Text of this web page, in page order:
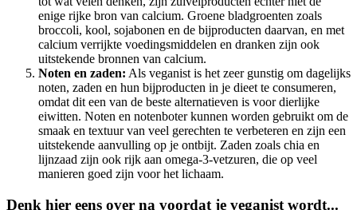
enige rijke bron van calcium. Groene bladgroenten zoals
broccoli, kool, sojabonen en de bijproducten daarvan, en met
calcium verrijkte voedingsmiddelen en dranken zijn ook
uitstekende bronnen van calcium.
Noten en zaden: Als veganist is het zeer gunstig om dagelijks
noten, zaden en hun bijproducten in je dieet te consumeren,
omdat dit een van de beste alternatieven is voor dierlijke
eiwitten. Noten en notenboter kunnen worden gebruikt om de
smaak en textuur van veel gerechten te verbeteren en zijn een
uitstekende aanvulling op je ontbijt. Zaden zoals chia en
lijnzaad zijn ook rijk aan omega-3-vetzuren, die op veel
manieren goed zijn voor het lichaam.
Denk hier eens over na voordat je veganist wordt...